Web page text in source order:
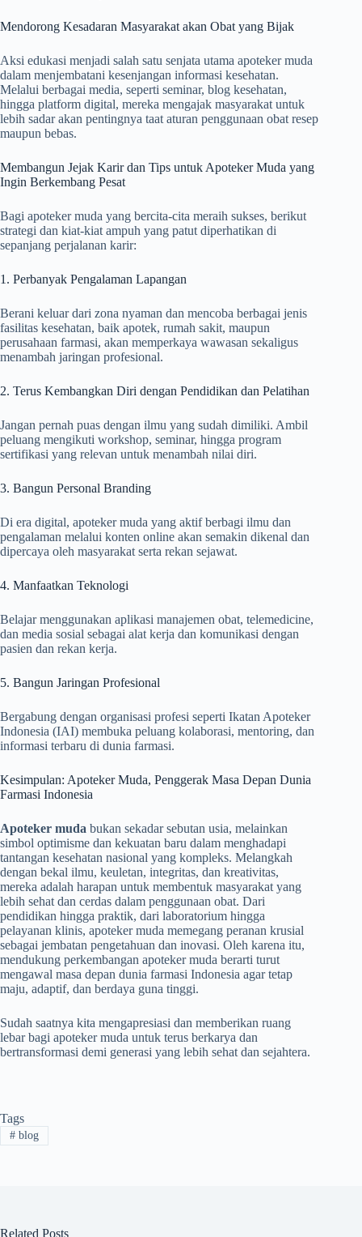
Mendorong Kesadaran Masyarakat akan Obat yang Bijak
Aksi edukasi menjadi salah satu senjata utama apoteker muda
dalam menjembatani kesenjangan informasi kesehatan.
Melalui berbagai media, seperti seminar, blog kesehatan,
hingga platform digital, mereka mengajak masyarakat untuk
lebih sadar akan pentingnya taat aturan penggunaan obat resep
maupun bebas.
Membangun Jejak Karir dan Tips untuk Apoteker Muda yang
Ingin Berkembang Pesat
Bagi apoteker muda yang bercita-cita meraih sukses, berikut
strategi dan kiat-kiat ampuh yang patut diperhatikan di
sepanjang perjalanan karir:
1. Perbanyak Pengalaman Lapangan
Berani keluar dari zona nyaman dan mencoba berbagai jenis
fasilitas kesehatan, baik apotek, rumah sakit, maupun
perusahaan farmasi, akan memperkaya wawasan sekaligus
menambah jaringan profesional.
2. Terus Kembangkan Diri dengan Pendidikan dan Pelatihan
Jangan pernah puas dengan ilmu yang sudah dimiliki. Ambil
peluang mengikuti workshop, seminar, hingga program
sertifikasi yang relevan untuk menambah nilai diri.
3. Bangun Personal Branding
Di era digital, apoteker muda yang aktif berbagi ilmu dan
pengalaman melalui konten online akan semakin dikenal dan
dipercaya oleh masyarakat serta rekan sejawat.
4. Manfaatkan Teknologi
Belajar menggunakan aplikasi manajemen obat, telemedicine,
dan media sosial sebagai alat kerja dan komunikasi dengan
pasien dan rekan kerja.
5. Bangun Jaringan Profesional
Bergabung dengan organisasi profesi seperti Ikatan Apoteker
Indonesia (IAI) membuka peluang kolaborasi, mentoring, dan
informasi terbaru di dunia farmasi.
Kesimpulan: Apoteker Muda, Penggerak Masa Depan Dunia
Farmasi Indonesia
Apoteker muda bukan sekadar sebutan usia, melainkan
simbol optimisme dan kekuatan baru dalam menghadapi
tantangan kesehatan nasional yang kompleks. Melangkah
dengan bekal ilmu, keuletan, integritas, dan kreativitas,
mereka adalah harapan untuk membentuk masyarakat yang
lebih sehat dan cerdas dalam penggunaan obat. Dari
pendidikan hingga praktik, dari laboratorium hingga
pelayanan klinis, apoteker muda memegang peranan krusial
sebagai jembatan pengetahuan dan inovasi. Oleh karena itu,
mendukung perkembangan apoteker muda berarti turut
mengawal masa depan dunia farmasi Indonesia agar tetap
maju, adaptif, dan berdaya guna tinggi.
Sudah saatnya kita mengapresiasi dan memberikan ruang
lebar bagi apoteker muda untuk terus berkarya dan
bertransformasi demi generasi yang lebih sehat dan sejahtera.
Tags
#blog
Related Posts